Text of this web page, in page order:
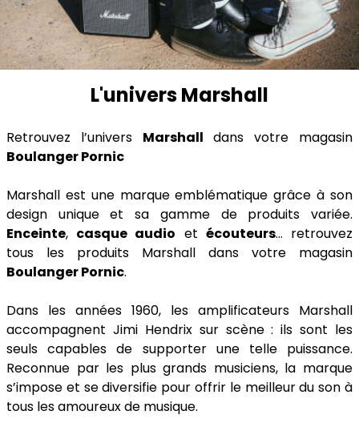
L'univers Marshall
Retrouvez l’univers Marshall dans votre magasin
Boulanger Pornic
Marshall est une marque emblématique grâce à son
design unique et sa gamme de produits variée.
Enceinte, casque audio et écouteurs... retrouvez
tous les produits Marshall dans votre magasin
Boulanger Pornic.
Dans les années 1960, les amplificateurs Marshall
accompagnent Jimi Hendrix sur scène : ils sont les
seuls capables de supporter une telle puissance.
Reconnue par les plus grands musiciens, la marque
s’impose et se diversifie pour offrir le meilleur du son à
tous les amoureux de musique.